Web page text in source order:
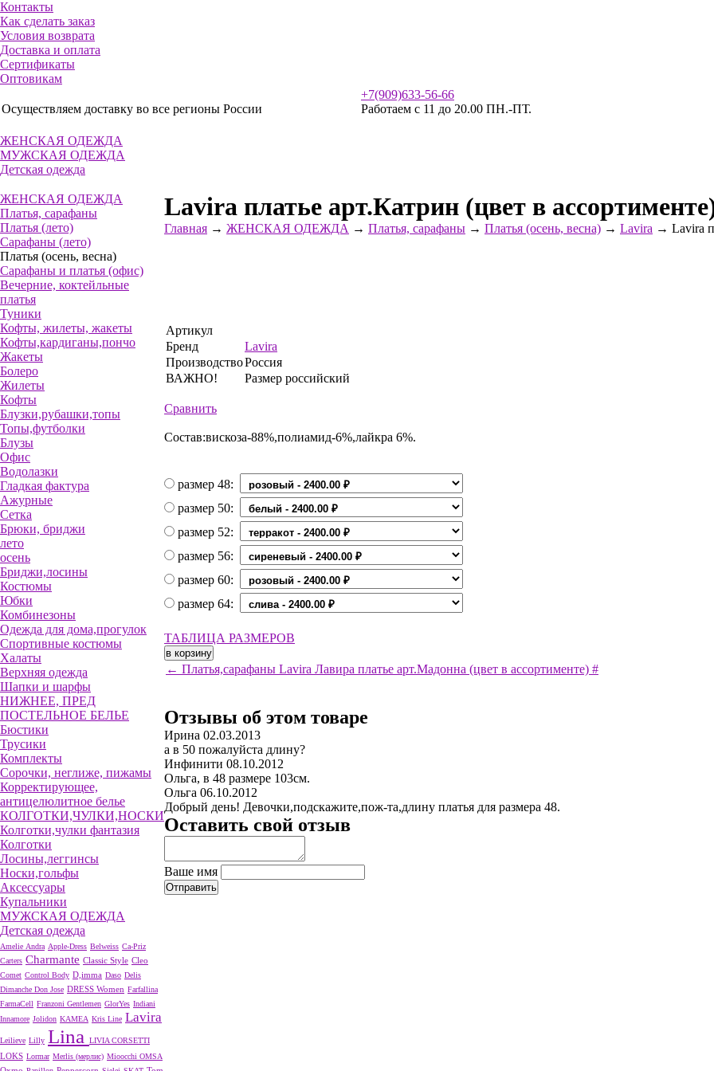
Контакты
Как сделать заказ
Условия возврата
Доставка и оплата
Сертификаты
Оптовикам
Осуществляем доставку во все регионы России
+7(909)633-56-66
Работаем с 11 до 20.00 ПН.-ПТ.
ЖЕНСКАЯ ОДЕЖДА
МУЖСКАЯ ОДЕЖДА
Детская одежда
ЖЕНСКАЯ ОДЕЖДА
Платья, сарафаны
Платья (лето)
Сарафаны (лето)
Платья (осень, весна)
Сарафаны и платья (офис)
Вечерние, коктейльные
платья
Туники
Кофты, жилеты, жакеты
Кофты,кардиганы,пончо
Жакеты
Болеро
Жилеты
Кофты
Блузки,рубашки,топы
Топы,футболки
Блузы
Офис
Водолазки
Гладкая фактура
Ажурные
Сетка
Брюки, бриджи
лето
осень
Бриджи,лосины
Костюмы
Юбки
Комбинезоны
Одежда для дома,прогулок
Спортивные костюмы
Халаты
Верхняя одежда
Шапки и шарфы
НИЖНЕЕ, ПРЕД
ПОСТЕЛЬНОЕ БЕЛЬЕ
Бюстики
Трусики
Комплекты
Сорочки, неглиже, пижамы
Корректирующее,
антицелюлитное белье
КОЛГОТКИ,ЧУЛКИ,НОСКИ
Колготки,чулки фантазия
Колготки
Лосины,леггинсы
Носки,гольфы
Аксессуары
Купальники
МУЖСКАЯ ОДЕЖДА
Детская одежда
Amelie Andra Apple-Dress Belweiss Ca-Priz
Carters Charmante Classic Style Cleo
Comet Control Body D,imma Daso Delis
Dimanche Don Jose DRESS Women Farfallina
FarmaCell Franzoni Gentlemen GlorYes Indiani
Innamore Jolidon KAMEA Kris Line Lavira
Leilieve Lilly Lina LIVIA CORSETTI
LOKS Lormar Merlis (мерлис) Mioocchi OMSA
Lavira платье арт.Катрин (цвет в
Главная → ЖЕНСКАЯ ОДЕЖДА → Платья, сарафаны → Платья (осень, весна) → Lavira → Lavira
Артикул
Бренд
Lavira
ПроизводствоРоссия
ВАЖНО!
Размер российский
Сравнить
Состав:вискоза-88%,полиамид-6%,лайкра 6%.
размер 48:
размер 50:
размер 52:
размер 56:
размер 60:
размер 64:
ТАБЛИЦА РАЗМЕРОВ
← Платья,сарафаны Lavira Лавира платье арт.Мадонна (цвет в ассортименте) #
Отзывы об этом товаре
Ирина 02.03.2013
а в 50 пожалуйста длину?
Инфинити 08.10.2012
Ольга, в 48 размере 103см.
Ольга 06.10.2012
Добрый день! Девочки,подскажите,пож-та,длину платья для размера 48.
Оставить свой отзыв
Ваше имя